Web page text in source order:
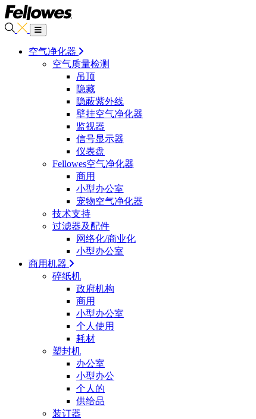
空气净化器
空气质量检测
吊顶
隐藏
隐蔽紫外线
壁挂空气净化器
监视器
信号显示器
仪表盘
Fellowes空气净化器
商用
小型办公室
宠物空气净化器
技术支持
过滤器及配件
网络化/商业化
小型办公室
商用机器
碎纸机
政府机构
商用
小型办公室
个人使用
耗材
塑封机
办公室
小型办公
个人的
供给品
装订器